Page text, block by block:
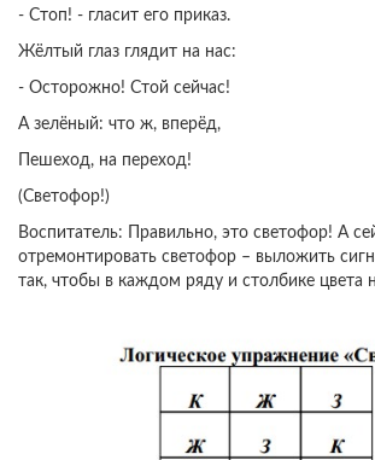
- Стоп! - гласит его приказ.
Жёлтый глаз глядит на нас:
- Осторожно! Стой сейчас!
А зелёный: что ж, вперёд,
Пешеход, на переход!
(Светофор!)
Воспитатель: Правильно, это светофор! А
отремонтировать светофор – выложить
так, чтобы в каждом ряду и столбике цвета